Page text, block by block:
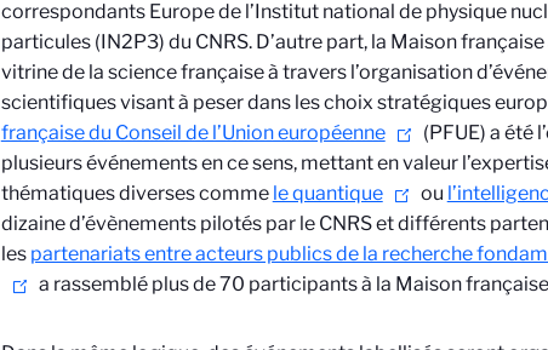
correspondants Europe de l’Institut national de physique
particules (IN2P3) du CNRS. D’autre part, la Maison
vitrine de la science française à travers l’organisation
scientifiques visant à peser dans les choix stratégiques
française du Conseil de l’Union européenne
(PFUE) a été
plusieurs événements en ce sens, mettant en valeur
thématiques diverses comme le quantique ou
dizaine d’évènements pilotés par le CNRS et différents
les partenariats entre acteurs publics de la recherche
a rassemblé plus de 70 participants à la Maison